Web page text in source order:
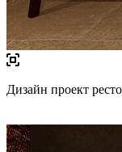
Дизайн проект